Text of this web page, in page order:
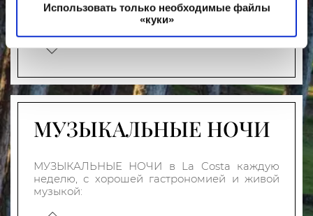
Использовать только необходимые файлы
«куки»
МУЗЫКАЛЬНЫЕ НОЧИ
МУЗЫКАЛЬНЫЕ НОЧИ в La Costa каждую
неделю, с хорошей гастрономией и живой
музыкой: